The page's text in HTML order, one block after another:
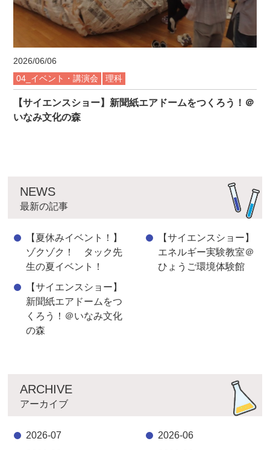
NEWS
最新の記事
【夏休みイベント！】
ゾクゾク！ タック先
生の夏イベント！
【サイエンスショー】
エネルギー実験教室＠
ひょうご環境体験館
【サイエンスショー】
新聞紙エアドームをつ
くろう！＠いなみ文化
の森
ARCHIVE
アーカイブ
2026-07
2026-06
2026/06/06
04_イベント・講演会
理科
【サイエンスショー】新聞紙エアドームをつくろう！＠
いなみ文化の森